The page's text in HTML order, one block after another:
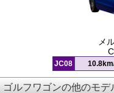
メ
JC08
ゴルフワゴンの他のモデ